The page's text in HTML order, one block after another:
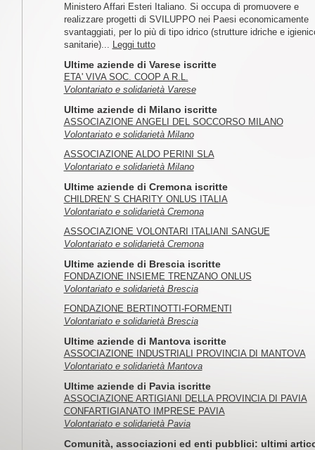
Ministero Affari Esteri Italiano. Si occupa di promuovere e
realizzare progetti di SVILUPPO nei Paesi economicamente
svantaggiati, per lo più di tipo idrico (strutture idriche e
sanitarie)... Leggi tutto
Ultime aziende di Varese iscritte
ETA' VIVA SOC. COOP A R.L.
Volontariato e solidarietà Varese
Ultime aziende di Milano iscritte
ASSOCIAZIONE ANGELI DEL SOCCORSO MILANO
Volontariato e solidarietà Milano
ASSOCIAZIONE ALDO PERINI SLA
Volontariato e solidarietà Milano
Ultime aziende di Cremona iscritte
CHILDREN' S CHARITY ONLUS ITALIA
Volontariato e solidarietà Cremona
ASSOCIAZIONE VOLONTARI ITALIANI SANGUE
Volontariato e solidarietà Cremona
Ultime aziende di Brescia iscritte
FONDAZIONE INSIEME TRENZANO ONLUS
Volontariato e solidarietà Brescia
FONDAZIONE BERTINOTTI-FORMENTI
Volontariato e solidarietà Brescia
Ultime aziende di Mantova iscritte
ASSOCIAZIONE INDUSTRIALI PROVINCIA DI MANTOVA
Volontariato e solidarietà Mantova
Ultime aziende di Pavia iscritte
ASSOCIAZIONE ARTIGIANI DELLA PROVINCIA DI PAVIA
CONFARTIGIANATO IMPRESE PAVIA
Volontariato e solidarietà Pavia
Comunità, associazioni ed enti pubblici: ultimi